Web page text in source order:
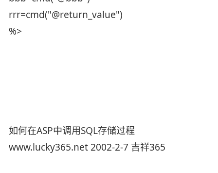
rrr=cmd("@return_value")
%>
如何在ASP中调用SQL存储过程
www.lucky365.net 2002-2-7 吉祥365